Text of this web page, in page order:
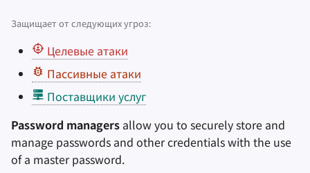
и
и
Удаление аккаунта
Технологические
аспекты
Продвинутые темы
Операционные
системы
Поисковые системы
VPN сервисы
к сервисам
В лучшем случае
Локальные сервисы
KeePassXC
KeePassDX (Android)
Защищает от следующих угроз:
Целевые атаки
Пассивные атаки
Поставщики услуг
Password managers allow you to securely store and
manage passwords and other credentials with the use
of a master password.